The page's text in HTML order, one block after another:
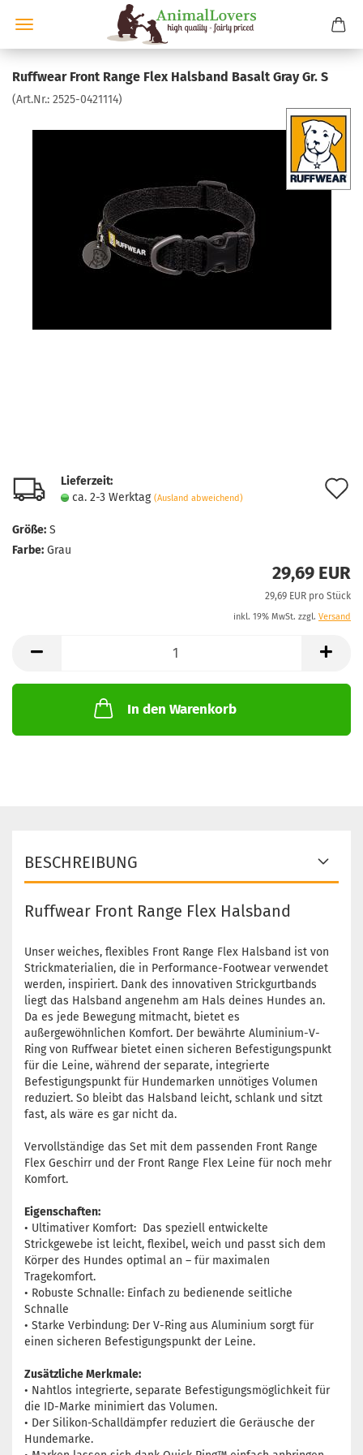
Ruffwear Front Range Flex Halsband Basalt Gray Gr. S
(Art.Nr.: 2525-0421114)
Lieferzeit:
ca. 2-3 Werktag (Ausland abweichend)
Größe: S
Farbe: Grau
29,69 EUR
29,69 EUR pro Stück
inkl. 19% MwSt. zzgl. Versand
In den Warenkorb
BESCHREIBUNG
Ruffwear Front Range Flex Halsband
Unser weiches, flexibles Front Range Flex Halsband ist von
Strickmaterialien, die in Performance-Footwear verwendet
werden, inspiriert. Dank des innovativen Strickgurtbands
liegt das Halsband angenehm am Hals deines Hundes an.
Da es jede Bewegung mitmacht, bietet es
außergewöhnlichen Komfort. Der bewährte Aluminium-V-
Ring von Ruffwear bietet einen sicheren Befestigungspunkt
für die Leine, während der separate, integrierte
Befestigungspunkt für Hundemarken unnötiges Volumen
reduziert. So bleibt das Halsband leicht, schlank und sitzt
fast, als wäre es gar nicht da.
Vervollständige das Set mit dem passenden Front Range
Flex Geschirr und der Front Range Flex Leine für noch mehr
Komfort.
Eigenschaften:
• Ultimativer Komfort: Das speziell entwickelte
Strickgewebe ist leicht, flexibel, weich und passt sich dem
Körper des Hundes optimal an – für maximalen
Tragekomfort.
• Robuste Schnalle: Einfach zu bedienende seitliche
Schnalle
• Starke Verbindung: Der V-Ring aus Aluminium sorgt für
einen sicheren Befestigungspunkt der Leine.
Zusätzliche Merkmale:
• Nahtlos integrierte, separate Befestigungsmöglichkeit für
die ID-Marke minimiert das Volumen.
• Der Silikon-Schalldämpfer reduziert die Geräusche der
Hundemarke.